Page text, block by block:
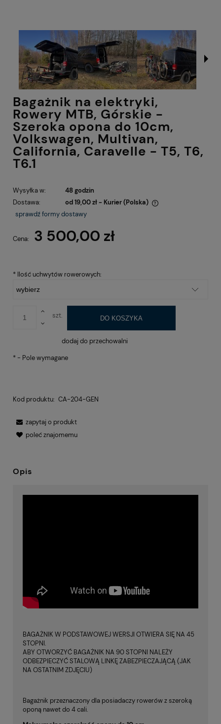
Bagażnik na elektryki,
Rowery MTB, Górskie -
Szeroka opona do 10cm,
Volkswagen, Multivan,
California, Caravelle - T5, T6,
T6.1
Wysyłka w:
48 godzin
Dostawa:
od 19,00 zł - Kurier (Polska)
Cena nie zawiera ewentualnych kosztów płatności
sprawdź formy dostawy
Cena: 3 500,00 zł
* Ilość uchwytów rowerowych:
szt. DO KOSZYKA
dodaj do przechowalni
*- Pole wymagane
Kod produktu: CA-204-GEN
zapytaj o produkt
poleć znajomemu
Opis
BAGAŻNIK W PODSTAWOWEJ WERSJI OTWIERA SIĘ NA 45
STOPNI.
ABY OTWORZYĆ BAGAŻNIK NA 90 STOPNI NALEŻY
ODBEZPIECZYĆ STALOWĄ LINKĘ ZABEZPIECZAJĄCĄ (JAK
NA OSTATNIM ZDJĘCIU)
Bagażnik przeznaczony dla posiadaczy rowerów z szeroką
oponą nawet do 4 cali.